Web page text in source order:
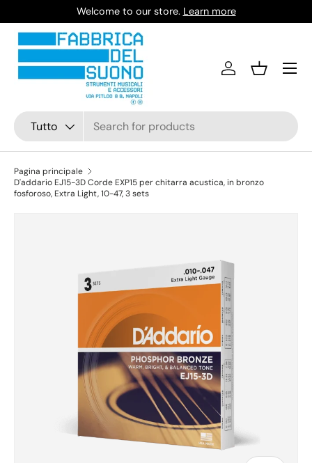
Passa ai contenuti
Welcome to our store. Learn more
Cerca
Tipo prodotto
Tutto
AccediCestino
Pagina principale
D'addario EJ15-3D Corde EXP15 per chitarra acustica, in bronzo
fosforoso, Extra Light, 10-47, 3 sets